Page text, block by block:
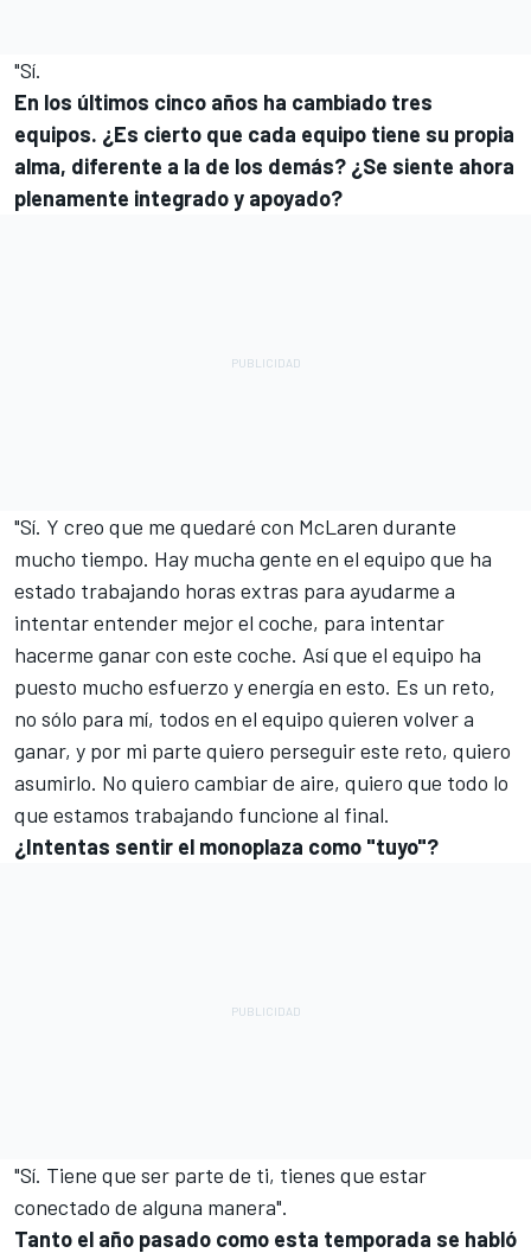
"Sí.
En los últimos cinco años ha cambiado tres
equipos. ¿Es cierto que cada equipo tiene su propia
alma, diferente a la de los demás? ¿Se siente ahora
plenamente integrado y apoyado?
"Sí. Y creo que me quedaré con McLaren durante
mucho tiempo. Hay mucha gente en el equipo que ha
estado trabajando horas extras para ayudarme a
intentar entender mejor el coche, para intentar
hacerme ganar con este coche. Así que el equipo ha
puesto mucho esfuerzo y energía en esto. Es un reto,
no sólo para mí, todos en el equipo quieren volver a
ganar, y por mi parte quiero perseguir este reto, quiero
asumirlo. No quiero cambiar de aire, quiero que todo lo
que estamos trabajando funcione al final.
¿Intentas sentir el monoplaza como "tuyo"?
"Sí. Tiene que ser parte de ti, tienes que estar
conectado de alguna manera".
Tanto el año pasado como esta temporada se habló